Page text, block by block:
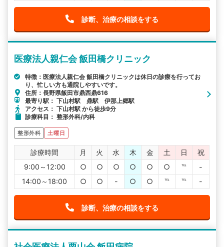
診断、治療の相談をする
医療法人親仁会 飯田橋クリニック
特徴：医療法人親仁会 飯田橋クリニックは休日の診療を行ってお
り、忙しい方も通院しやすいです。
住所：長野県飯田市鼎西鼎616
最寄り駅： 下山村駅 鼎駅 伊那上郷駅
アクセス： 下山村駅 から徒歩9分
診療科目： 整形外科/内科
整形外科 土曜日
診療時間 月 火 水 木 金 土 日
祝
9:00～12:00
○ ○ ○ ○ ○ ○ ℡
-
14:00～18:00
○ ○ - ○ ○ ℡ ℡ -
診断、治療の相談をする